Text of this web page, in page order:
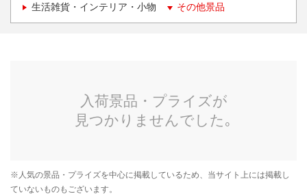
生活雑貨・インテリア・小物 その他景品